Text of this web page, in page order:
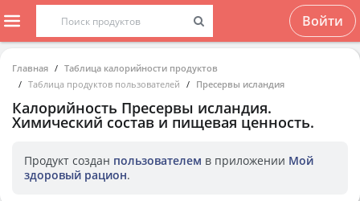
Войти
Главная
Таблица калорийности продуктов
Таблица продуктов пользователей
Пресервы исландия
Калорийность Пресервы исландия.
Химический состав и пищевая ценность.
Продукт создан пользователем в приложении Мой
здоровый рацион.